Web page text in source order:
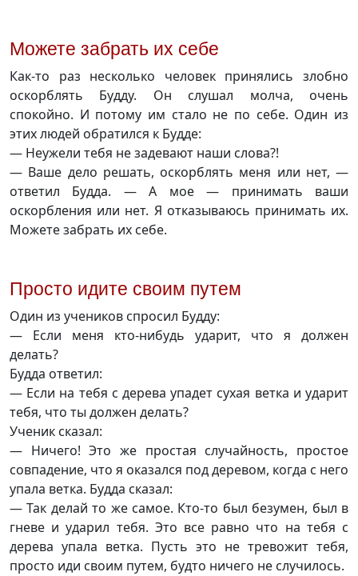
Можете забрать их себе
Как-то раз несколько человек принялись злобно
оскорблять Будду. Он слушал молча, очень
спокойно. И потому им стало не по себе. Один из
этих людей обратился к Будде:
— Неужели тебя не задевают наши слова?!
— Ваше дело решать, оскорблять меня или нет, —
ответил Будда. — А мое — принимать ваши
оскорбления или нет. Я отказываюсь принимать их.
Можете забрать их себе.
Просто идите своим путем
Один из учеников спросил Будду:
— Если меня кто-нибудь ударит, что я должен
делать?
Будда ответил:
— Если на тебя с дерева упадет сухая ветка и ударит
тебя, что ты должен делать?
Ученик сказал:
— Ничего! Это же простая случайность, простое
совпадение, что я оказался под деревом, когда с него
упала ветка. Будда сказал:
— Так делай то же самое. Кто-то был безумен, был в
гневе и ударил тебя. Это все равно что на тебя с
дерева упала ветка. Пусть это не тревожит тебя,
просто иди своим путем, будто ничего не случилось.